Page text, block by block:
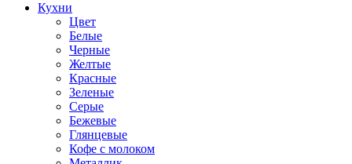
Кухни
Цвет
Белые
Черные
Желтые
Красные
Зеленые
Серые
Бежевые
Глянцевые
Кофе с молоком